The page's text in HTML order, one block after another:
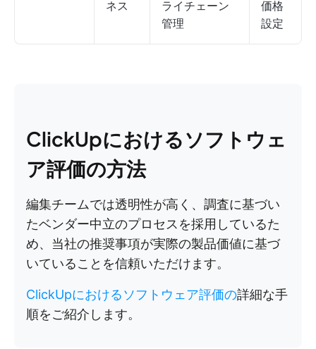
ネス
ライチェーン
管理
価格
設定
ClickUpにおけるソフトウェ
ア評価の方法
編集チームでは透明性が高く、調査に基づい
たベンダー中立のプロセスを採用しているた
め、当社の推奨事項が実際の製品価値に基づ
いていることを信頼いただけます。
ClickUpにおけるソフトウェア評価の詳細な手
順をご紹介します。